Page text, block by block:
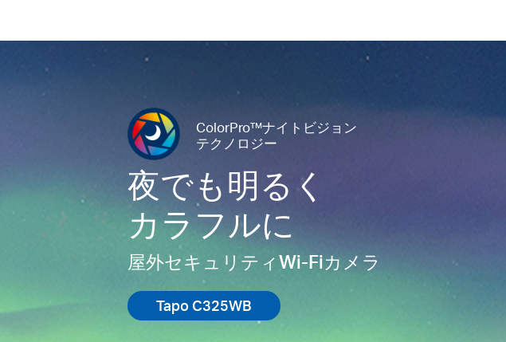
ColorPro™ナイトビジョン
テクノロジー
夜でも明るく
カラフルに
屋外セキュリティWi-Fiカメラ
Tapo C325WB